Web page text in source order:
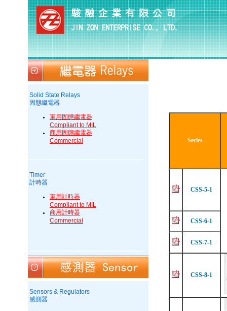
Solid State Relays
固態繼電器
軍用固態繼電器
Compliant to MIL
商用固態繼電器
Commercial
Timer
計時器
軍用計時器
Compliant to MIL
商用計時器
Commercial
Sensors & Regulators
感測器
Series
CSS-5-1
CSS-6-1
CSS-7-1
CSS-8-1